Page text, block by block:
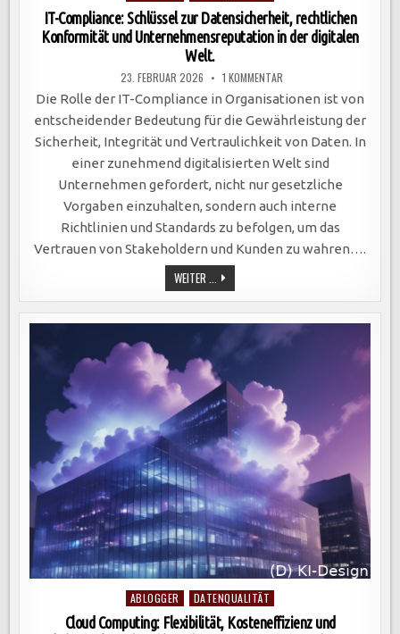
in
IT-Compliance: Schlüssel zur Datensicherheit, rechtlichen
Konformität und Unternehmensreputation in der digitalen
Welt.
23. FEBRUAR 2026 1 KOMMENTARZU
IT-
COMPLIANCE:
SCHLÜSSEL
ZUR
DATENSICHERHEIT,
RECHTLICHEN
KONFORMITÄT
UND
IN
DER
DIGITALEN
WELT.
Die Rolle der IT-Compliance in Organisationen ist von
entscheidender Bedeutung für die Gewährleistung der
Sicherheit, Integrität und Vertraulichkeit von Daten. In
einer zunehmend digitalisierten Welt sind
Unternehmen gefordert, nicht nur gesetzliche
Vorgaben einzuhalten, sondern auch interne
Richtlinien und Standards zu befolgen, um das
Vertrauen von Stakeholdern und Kunden zu wahren….
WEITER ... IT-
COMPLIANCE:
SCHLÜSSEL
ZUR
DATENSICHERHEIT,
RECHTLICHEN
KONFORMITÄT
UNTERNEHMENSREPUTATION
IN
DER
DIGITALEN
WELT.
Posted
in
ABLOGGER DATENQUALITÄT
Cloud Computing: Flexibilität, Kosteneffizienz und